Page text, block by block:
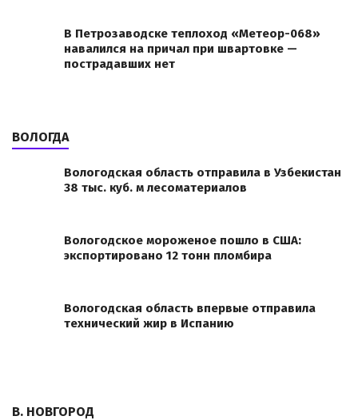
В Петрозаводске теплоход «Метеор-068»
навалился на причал при швартовке —
пострадавших нет
ВОЛОГДА
Вологодская область отправила в Узбекистан
38 тыс. куб. м лесоматериалов
Вологодское мороженое пошло в США:
экспортировано 12 тонн пломбира
Вологодская область впервые отправила
технический жир в Испанию
В. НОВГОРОД